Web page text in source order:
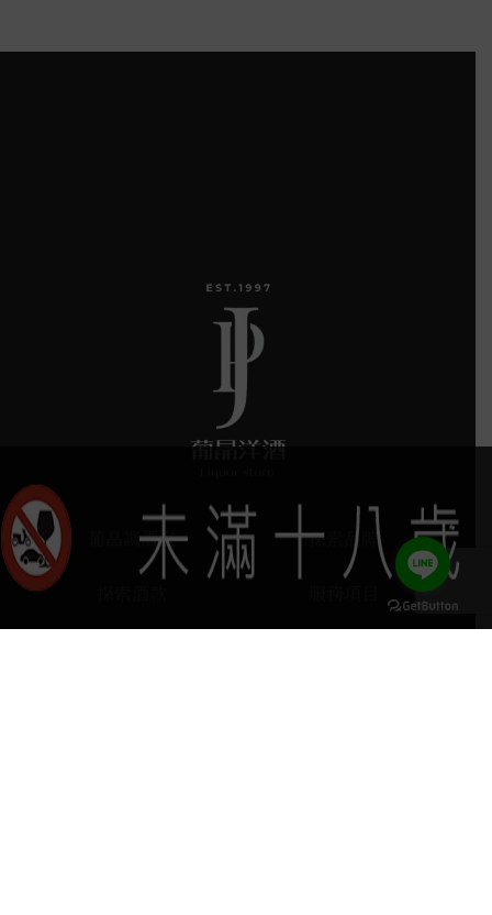
葡晶調酒室 探索品牌